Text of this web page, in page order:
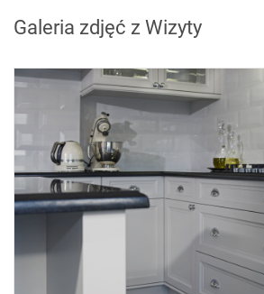
Galeria zdjęć z Wizyty